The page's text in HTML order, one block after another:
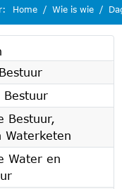
Home Wie is wie
Bestuur
Bestuur,
Waterketen
Water en